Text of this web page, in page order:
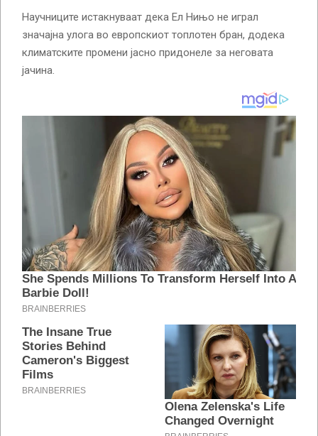
Научниците истакнуваат дека Ел Нињо не играл
значајна улога во европскиот топлотен бран, додека
климатските промени јасно придонеле за неговата
јачина.